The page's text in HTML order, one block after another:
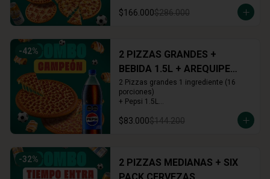
$166.000$286.000
-42%
2 PIZZAS GRANDES +
BEBIDA 1.5L + AREQUIPE
ROLLS
2 Pizzas grandes 1 ingrediente (16
porciones)
+ Pepsi 1.5L
+ Arequipe o Cinnamon Rolls (16 und.)
$83.000$144.200
-32%
2 PIZZAS MEDIANAS + SIX